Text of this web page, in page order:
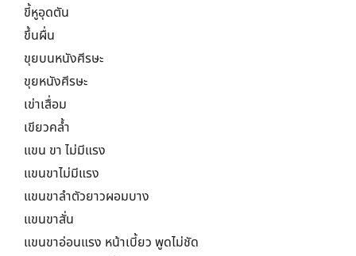
ขี้หูอุดตัน
ขึ้นผื่น
ขุยบนหนังศีรษะ
ขุยหนังศีรษะ
เข่าเสื่อม
เขียวคล้ำ
แขน ขา ไม่มีแรง
แขนขาไม่มีแรง
แขนขาลำตัวยาวผอมบาง
แขนขาสั่น
แขนขาอ่อนแรง หน้าเบี้ยว พูดไม่ชัด